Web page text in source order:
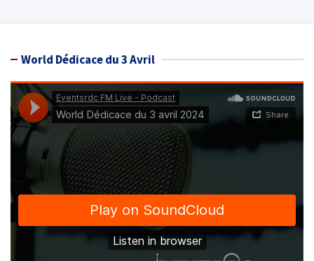
World Dédicace du 3 Avril